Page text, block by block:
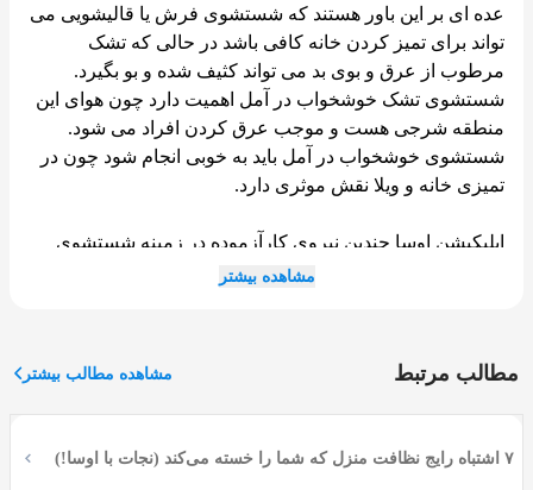
عده ای بر این باور هستند که شستشوی فرش یا قالیشویی می
تواند برای تمیز کردن خانه کافی باشد در حالی که تشک
مرطوب از عرق و بوی بد می تواند کثیف شده و بو بگیرد.
شستشوی تشک خوشخواب در آمل اهمیت دارد چون هوای این
منطقه شرجی هست و موجب عرق کردن افراد می شود.
شستشوی خوشخواب در آمل باید به خوبی انجام شود چون در
تمیزی خانه و ویلا نقش موثری دارد.
اپلیکیشن اوسا چندین نیروی کارآزموده در زمینه شستشوی
خوشخواب با دستگاه در آمل دارد که برای خانواده های زیادی
چگونه با ما تماس بگیرید؟
آمل از شرکت اوسا، می‌توانید با شماره تلفن 01191011696
مشاهده بیشتر
مطالب مرتبط مشاهده مطالب بیشتر
۷ اشتباه رایج نظافت منزل که شما را خسته می‌کند (نجات با اوسا!)